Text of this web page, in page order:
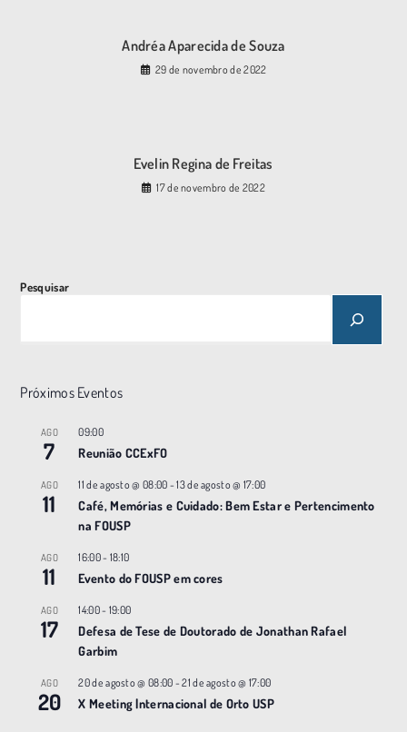
Andréa Aparecida de Souza
29 de novembro de 2022
Evelin Regina de Freitas
17 de novembro de 2022
Pesquisar
Próximos Eventos
AGO
7
09:00
Reunião CCExFO
AGO
11
11 de agosto @ 08:00 -13 de agosto @ 17:00
Café, Memórias e Cuidado: Bem Estar e Pertencimento
na FOUSP
AGO
11
16:00- 18:10
Evento do FOUSP em cores
AGO
17
14:00- 19:00
Defesa de Tese de Doutorado de Jonathan Rafael
Garbim
AGO
20
20 de agosto @ 08:00 -21 de agosto @ 17:00
X Meeting |nternacional de Orto USP